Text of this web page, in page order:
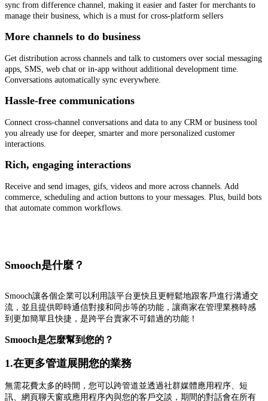
sync from difference channel, making it easier and faster for merchants to
manage their business, which is a must for cross-platform sellers
More channels to do business
Get distribution across channels and talk to customers over social messaging
apps, SMS, web chat or in-app without additional development time.
Conversations automatically sync everywhere.
Hassle-free communications
Connect cross-channel conversations and data to any CRM or business tool
you already use for deeper, smarter and more personalized customer
interactions.
Rich, engaging interactions
Receive and send images, gifs, videos and more across channels. Add
commerce, scheduling and action buttons to your messages. Plus, build bots
that automate common workflows.
Smooch是什麼？
Smooch讓各個企業可以利用該平台更快且更輕鬆地跟客戶進行溝通交
流，並且提供即時通信對接和同步等的功能，讓商家在管理業務時感
到更加簡單且快捷，是跨平台賣家不可錯過的功能！
Smooch是怎麼幫到您的？
1.在更多管道展開您的業務
無需花費太多的時間，您可以跨管道並透過社群媒體應用程序、短
訊、網頁聊天窗或應用程序內與您的客戶交談，期間的對話會在所有